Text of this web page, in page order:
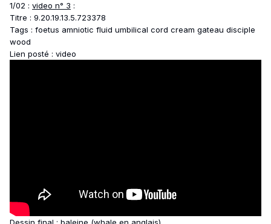
1/02 : video n° 3 :
Titre : 9.20.19.13.5.723378
Tags : foetus amniotic fluid umbilical cord cream gateau disciple
wood
Lien posté : video